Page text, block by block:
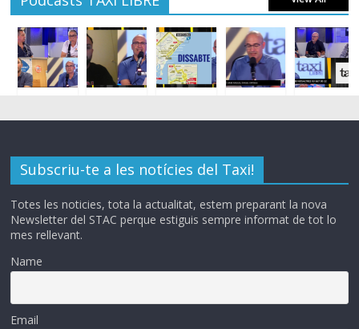
Subscriu-te a les notícies del Taxi!
Totes les noticies, tota la actualitat, estem preparant la nova
Newsletter del STAC perque estiguis sempre informat de tot lo
mes rellevant.
Name
Email